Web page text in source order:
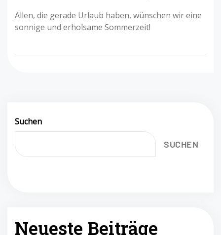
Allen, die gerade Urlaub haben, wünschen wir eine
sonnige und erholsame Sommerzeit!
Suchen
SUCHEN
Neueste Beiträge